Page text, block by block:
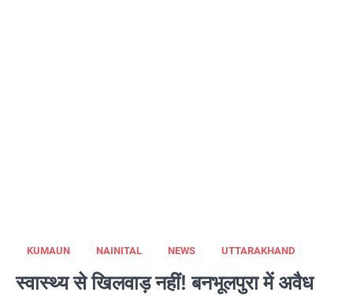
KUMAUN NAINITAL NEWS UTTARAKHAND
स्वास्थ्य से खिलवाड़ नहीं! बनभूलपुरा में अवैध